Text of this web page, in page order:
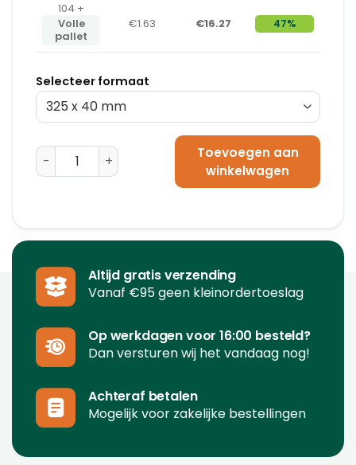
104 +
Volle
pallet
€1.63 €16.27 47%
Selecteer formaat
Vierkante Kokers - Plakstrip (1100 x 105 x 105 mm)
Toevoegen aan
winkelwagen
Altijd gratis verzending
Vanaf €95 geen kleinordertoeslag
Op werkdagen voor 16:00 besteld?
Dan versturen wij het vandaag nog!
Achteraf betalen
Mogelijk voor zakelijke bestellingen